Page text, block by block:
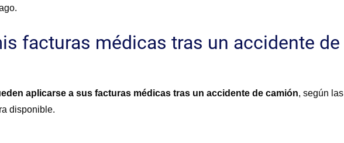
facturas médicas tras un accidente de
aplicarse a sus facturas médicas tras un accidente de camión, según las
disponible.